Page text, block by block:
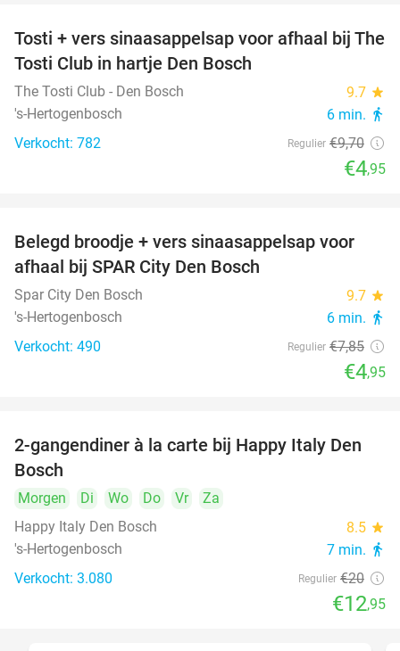
49%
Tosti + vers sinaasappelsap voor afhaal bij The
Tosti Club in hartje Den Bosch
The Tosti Club - Den Bosch 9.7 star
's-Hertogenbosch 6 min. directions_walk
Verkocht: 782 Regulier €9,70
€4,95
37%
Belegd broodje + vers sinaasappelsap voor
afhaal bij SPAR City Den Bosch
Spar City Den Bosch 9.7 star
's-Hertogenbosch 6 min. directions_walk
Verkocht: 490 Regulier €7,85
€4,95
35%
2-gangendiner à la carte bij Happy Italy Den
Bosch
Morgen Di Wo Do Vr
Za
Happy Italy Den Bosch
8.5 star
's-Hertogenbosch 7 min. directions_walk
Verkocht: 3.080 Regulier €20
€12,95